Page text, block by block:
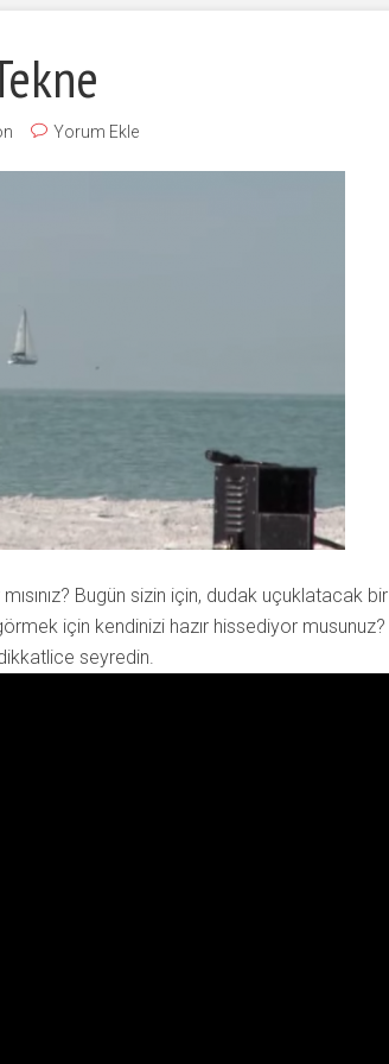
Yorum Ekle
Bugün sizin için, dudak uçuklatacak bir
için kendinizi hazır hissediyor musunuz?
seyredin.